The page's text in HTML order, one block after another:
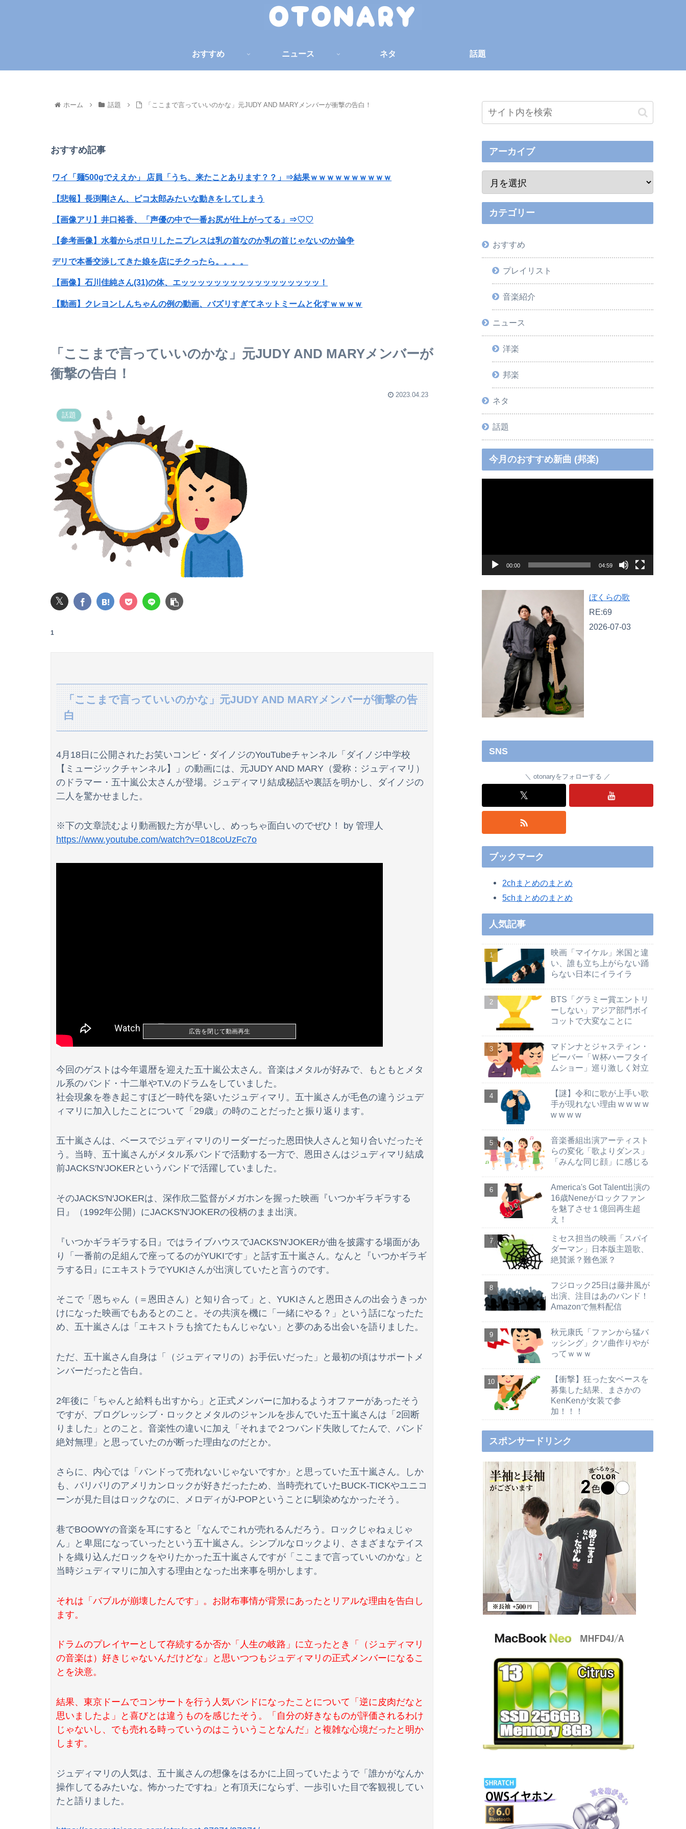
おすすめ ニュース ネタ 話題
ホーム 話題 「ここまで言っていいのかな」元JUDY AND MARYメンバーが衝撃の告白！
おすすめ記事
ワイ「麺500gでええか」 店員「うち、来たことあります？？」⇒結果ｗｗｗｗｗｗｗｗｗｗ
【悲報】長渕剛さん、ピコ太郎みたいな動きをしてしまう
【画像アリ】井口裕香、「声優の中で一番お尻が仕上がってる」⇒♡♡
【参考画像】水着からポロリしたニプレスは乳の首なのか乳の首じゃないのか論争
デリで本番交渉してきた娘を店にチクったら。。。。
【画像】石川佳純さん(31)の体、エッッッッッッッッッッッッッッッッッ！
【動画】クレヨンしんちゃんの例の動画、バズリすぎてネットミームと化すｗｗｗｗ
【画像】大阪の高校「制服を”これ”に変えたら志願者がめちゃくちゃ増えた」
【悲報】Mrs. GREEN APPLE、マジで逝くwwwwww
【画像】これ見て何に使うものか分かったらジジイｗｗｗｗｗｗｗｗｗｗｗｗｗｗｗｗ
【画像】叶×葛葉：くろのわが宇宙食のおもちに大興奮！二人の意気投合っぷりが最高
共産党「日本共産党は中抜きしません！安心して災害救援募金をしてください！」
最近はどこでもAI生成画像の広告がたくさん出るようになったよね
【画像】ビリー・アイリッシュ(24)さん、ライブでマンスジが見える衣装を着て炎上
【速報】NHK職員が番組出演者から性被害
ホロライブのソシャゲ、エ▨チな広告がずっと流れてくる
【画像】AKBのセンター、レベチな事が世間にバレ始めるｗｗｗｗｗｗｗ
【画像】大阪の高校「制服を”これ”に変えたら志願者がめちゃくちゃ増えた」
【画像】JK、河でやりたい放題ｗｗｗｗｗｗｗｗｗｗｗｗｗｗｗｗｗｗｗｗｗｗｗｗ
【画像】台湾人、ようやく気ずく
ずんちゃんってKLP48移籍する前からこんなに人気あったの？【AKB48山根涼羽】
【画像あり】俺たちのラ・ムー、やっぱり安い！
嶺百花アナ Tシャツの胸を引っ張るレポート！！【GIF動画あり】
Powered by livedoor 相互RSS
「ここまで言っていいのかな」元JUDY AND MARYメンバーが
衝撃の告白！
2023.04.23
話題
𝕏
1
「ここまで言っていいのかな」元JUDY AND MARYメンバーが衝撃の告
白
4月18日に公開されたお笑いコンビ・ダイノジのYouTubeチャンネル「ダイノジ中学校
【ミュージックチャンネル】」の動画には、元JUDY AND MARY（愛称：ジュディマリ）
のドラマー・五十嵐公太さんが登場。ジュディマリ結成秘話や裏話を明かし、ダイノジの
二人を驚かせました。
※下の文章読むより動画観た方が早いし、めっちゃ面白いのでぜひ！ by 管理人
https://www.youtube.com/watch?v=018coUzFc7o
今回のゲストは今年還暦を迎えた五十嵐公太さん。音楽はメタルが好みで、もともとメタ
ル系のバンド・十二単やT.V.のドラムをしていました。
社会現象を巻き起こすほど一時代を築いたジュディマリ。五十嵐さんが毛色の違うジュデ
ィマリに加入したことについて「29歳」の時のことだったと振り返ります。
五十嵐さんは、ベースでジュディマリのリーダーだった恩田快人さんと知り合いだったそ
う。当時、五十嵐さんがメタル系バンドで活動する一方で、恩田さんはジュディマリ結成
前JACKS′N′JOKERというバンドで活躍していました。
そのJACKS′N′JOKERは、深作欣二監督がメガホンを握った映画『いつかギラギラする
日』（1992年公開）にJACKS′N′JOKERの役柄のまま出演。
『いつかギラギラする日』ではライブハウスでJACKS′N′JOKERが曲を披露する場面があ
り「一番前の足組んで座ってるのがYUKIです」と話す五十嵐さん。なんと『いつかギラギ
ラする日』にエキストラでYUKIさんが出演していたと言うのです。
そこで「恩ちゃん（＝恩田さん）と知り合って」と、YUKIさんと恩田さんの出会うきっか
けになった映画でもあるとのこと。その共演を機に「一緒にやる？」という話になったた
め、五十嵐さんは「エキストラも捨てたもんじゃない」と夢のある出会いを語りました。
ただ、五十嵐さん自身は「（ジュディマリの）お手伝いだった」と最初の頃はサポートメ
ンバーだったと告白。
2年後に「ちゃんと給料も出すから」と正式メンバーに加わるようオファーがあったそう
ですが、プログレッシブ・ロックとメタルのジャンルを歩んでいた五十嵐さんは「2回断
りました」とのこと。音楽性の違いに加え「それまで２つバンド失敗してたんで、バンド
絶対無理」と思っていたのが断った理由なのだとか。
さらに、内心では「バンドって売れないじゃないですか」と思っていた五十嵐さん。しか
も、バリバリのアメリカンロックが好きだったため、当時売れていたBUCK-TICKやユニコ
ーンが見た目はロックなのに、メロディがJ-POPということに馴染めなかったそう。
巷でBOOWYの音楽を耳にすると「なんでこれが売れるんだろう。ロックじゃねぇじゃ
ん」と卑屈になっていったという五十嵐さん。シンプルなロックより、さまざまなテイス
トを織り込んだロックをやりたかった五十嵐さんですが「ここまで言っていいのかな」と
当時ジュディマリに加入する理由となった出来事を明かします。
それは「バブルが崩壊したんです」。お財布事情が背景にあったとリアルな理由を告白し
ます。
ドラムのプレイヤーとして存続するか否か「人生の岐路」に立ったとき「（ジュディマリ
の音楽は）好きじゃないんだけどな」と思いつつもジュディマリの正式メンバーになるこ
とを決意。
結果、東京ドームでコンサートを行う人気バンドになったことについて「逆に皮肉だなと
思いましたよ」と喜びとは違うものを感じたそう。「自分の好きなものが評価されるわけ
じゃないし、でも売れる時っていうのはこういうことなんだ」と複雑な心境だったと明か
します。
ジュディマリの人気は、五十嵐さんの想像をはるかに上回っていたようで「誰かがなんか
操作してるみたいな。怖かったですね」と有頂天にならず、一歩引いた目で客観視してい
たと語りました。
アーカイブ
カテゴリー
おすすめ
プレイリスト
音楽紹介
ニュース
洋楽
邦楽
ネタ
話題
今月のおすすめ新曲 (邦楽)
ー
00:00 04:59
ぼくらの歌
RE:69
2026-07-03
SNS
otonaryをフォローする
𝕏
ブックマーク
2chまとめのまとめ
5chまとめのまとめ
人気記事
映画「マイケル」米国と違
い、誰も立ち上がらない踊
らない日本にイライラ
BTS「グラミー賞エントリ
ーしない」アジア部門ボイ
コットで大変なことに
マドンナとジャスティン・
ビーバー「Ｗ杯ハーフタイ
ムショー」巡り激しく対立
【謎】令和に歌が上手い歌
手が現れない理由 w w w w
w w w w
音楽番組出演アーティスト
らの変化「歌よりダンス」
「みんな同じ顔」に感じる
America's Got Talent出演の
16歳Neneがロックファン
を魅了させ１億回再生超
え！
ミセス担当の映画「スパイ
ダーマン」日本版主題歌、
絶賛派？難色派？
フジロック25日は藤井風が
出演、注目はあのバンド！
Amazonで無料配信
秋元康氏「ファンから猛バ
ッシング」クソ曲作りやが
ってｗｗｗ
【衝撃】狂った女ベースを
募集した結果、まさかの
KenKenが女装で参
加！！！
スポンサードリンク
広告を閉じて動画再生